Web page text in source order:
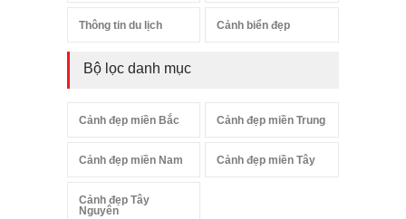
Thông tin du lịch Cảnh biển đẹp
Bộ lọc danh mục
Cảnh đẹp miền Bắc Cảnh đẹp miền Trung
Cảnh đẹp miền Nam Cảnh đẹp miền Tây
Cảnh đẹp Tây
Nguyên